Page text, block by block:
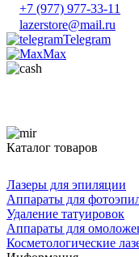
+7 (977) 977-33-11
lazerstore@mail.ru
Telegram
Max
Каталог товаров
Лазеры для эпиляции
Аппараты для
Удаление татуировок
Аппараты для
Косметологические